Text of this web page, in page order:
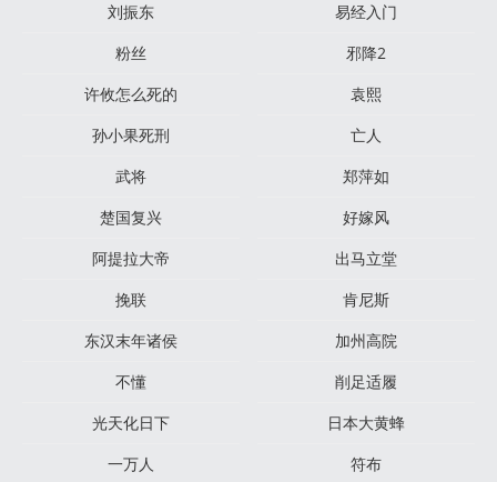
刘振东
易经入门
粉丝
邪降2
许攸怎么死的
袁熙
孙小果死刑
亡人
武将
郑萍如
楚国复兴
好嫁风
阿提拉大帝
出马立堂
挽联
肯尼斯
东汉末年诸侯
加州高院
不懂
削足适履
光天化日下
日本大黄蜂
一万人
符布